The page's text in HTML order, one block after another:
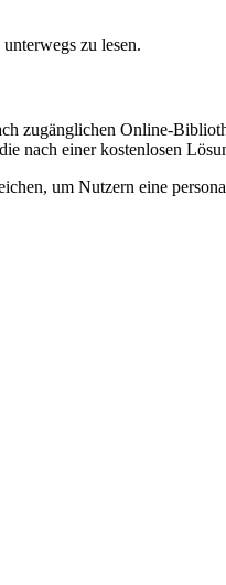
zu lesen.
zugänglichen Online-
nach einer kostenlosen
um Nutzern eine